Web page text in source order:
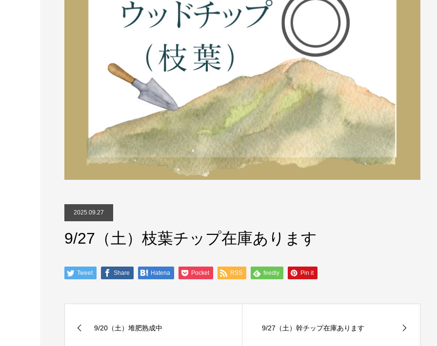
2025.09.27
9/27（土）枝葉チップ在庫あります
Tweet Share Hatena Pocket RSS feedly Pin it
9/20（土）堆肥熟成中 9/27（土）幹チップ在庫あります